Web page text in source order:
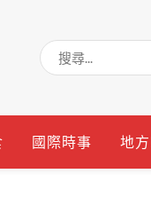
國際時事 地